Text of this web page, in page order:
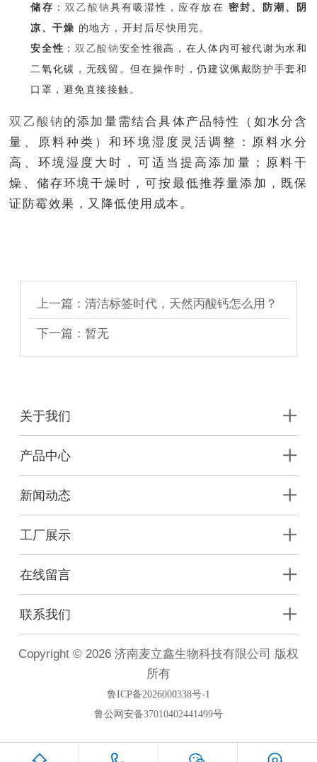
储存 ： 双乙酸钠具有吸湿性，应存放在 密封、防潮、阴
凉、干燥 的地方，开封后尽快用完。
安全性 ：双乙酸钠安全性很高，在人体内可被代谢为水和
二氧化碳，无残留。但在操作时，仍建议佩戴防护手套和
口罩，避免直接接触。
双乙酸钠的添加量需结合具体产品特性（如水分含
量、原料种类）和环境湿度灵活调整：原料水分
高、环境湿度大时，可适当提高添加量；原料干
燥、储存环境干燥时，可按最低推荐量添加，既保
证防霉效果，又降低使用成本。
上一篇：清洁标签时代，天然丙酸钙怎么用？
优势与实操拆解
下一篇：暂无
关于我们
产品中心
新闻动态
工厂展示
在线留言
联系我们
Copyright © 2026 济南麦立鑫生物科技有限公司 版权
所有
鲁ICP备2026000338号-1
鲁公网安备37010402441499号